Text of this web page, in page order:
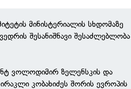
მინისტერიალის სხდომაზე
შესანიშნავი შესაძლებლობა
ვოლოდიმირ ზელენსკის და
კობახიძეს შორის ევროპის